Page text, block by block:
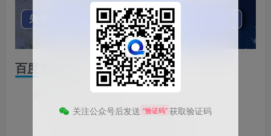
百度热搜新闻
新闻来源：百度热搜榜
关注公众号后发送 “验证码” 获取验证码